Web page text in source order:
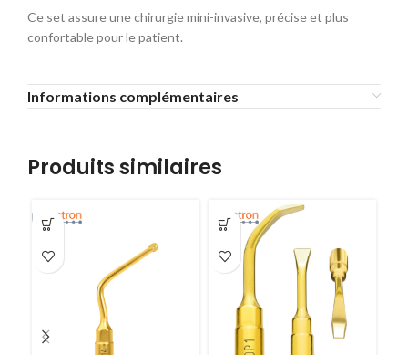
Ce set assure une chirurgie mini-invasive, précise et plus
confortable pour le patient.
Informations complémentaires
Produits similaires